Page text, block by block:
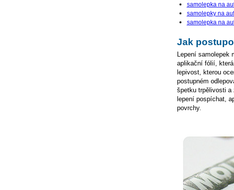
samolepka na
samolepky na
samolepka na
Jak
Lepení samolepek
aplikační fólií,
lepivost, kterou
postupném
špetku trpělivosti a
lepení pospíchat,
povrchy.